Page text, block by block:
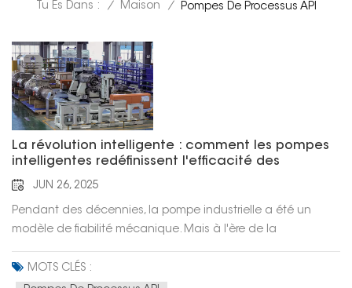
Tu Es Dans : / Maison / Pompes De Processus API
La révolution intelligente : comment les pompes
intelligentes redéfinissent l'efficacité des
installations
JUN 26, 2025
Pendant des décennies, la pompe industrielle a été un
modèle de fiabilité mécanique. Mais à l'ère de la
transformation numérique, et si nous pouvions lui en
demander davantage ? Et si une pompe pouvait non
MOTS CLÉS :